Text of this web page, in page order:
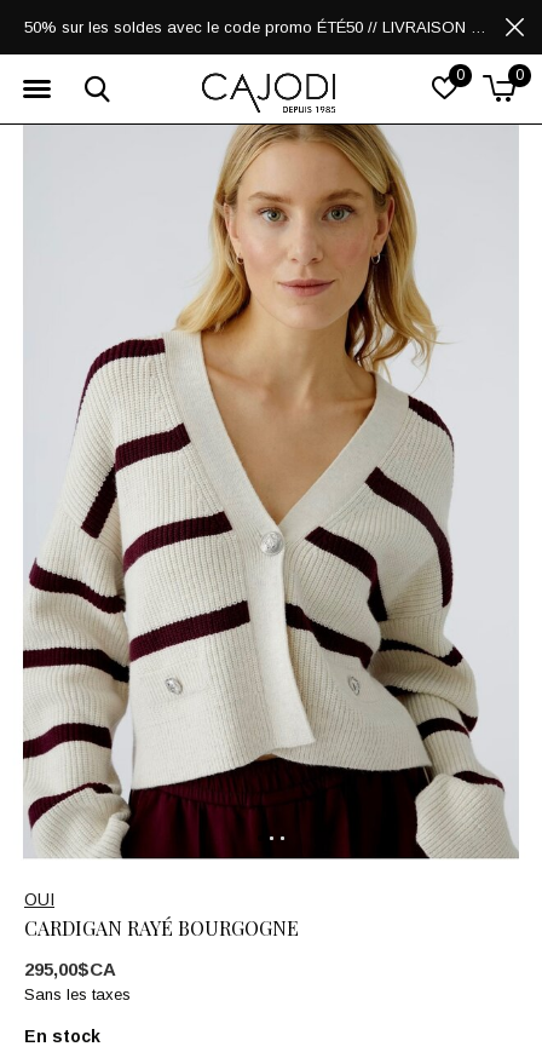
0 0
50% sur les soldes avec le code promo ÉTÉ50 // LIVRAISON GRATUITE POUR LES ACHATS DE 250$ ET PLUS
OUI
CARDIGAN RAYÉ BOURGOGNE
295,00$CA
Sans les taxes
En stock